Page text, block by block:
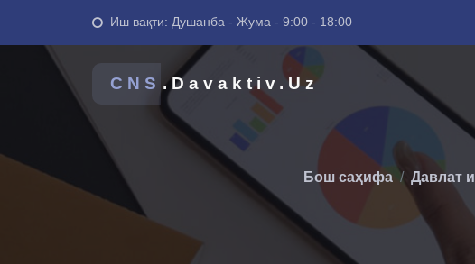
Иш вақти: Душанба - Жума - 9:00 - 18:00
CNS .Davaktiv.Uz
Бош саҳифа Давлат